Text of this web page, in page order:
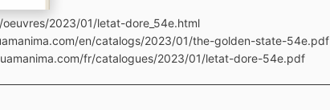
2023/01/letat-dore_54e.html
en/catalogs/2023/01/the-golden-state-54e.pdf
fr/catalogues/2023/01/letat-dore-54e.pdf